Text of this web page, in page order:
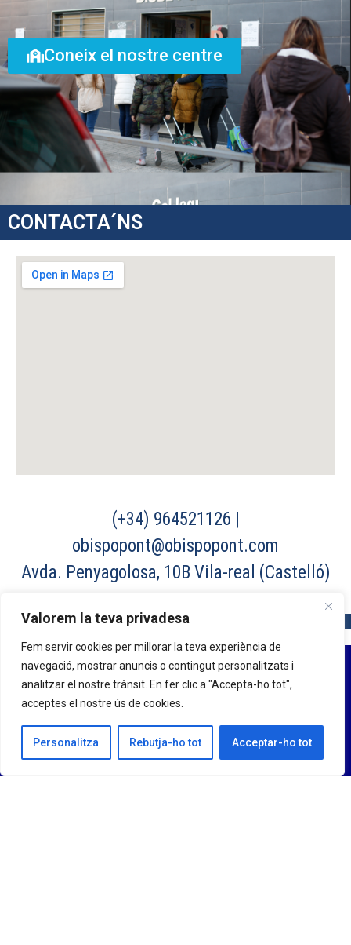
Valorem la teva privadesa
Fem servir cookies per millorar la teva experiència de
navegació, mostrar anuncis o contingut personalitzats i
analitzar el nostre trànsit. En fer clic a "Accepta-ho tot",
acceptes el nostre ús de cookies.
Personalitza Rebutja-ho tot Acceptar-ho tot
Coneix el nostre centre
CONTACTA´NS
(+34) 964521126 |
obispopont@obispopont.com
Avda. Penyagolosa, 10B Vila-real (Castelló)